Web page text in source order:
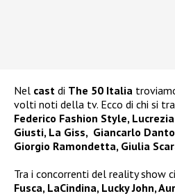
Nel cast di The 50 Italia
volti noti della tv. Ecco di chi si
Federico Fashion Style,
Giusti, La Giss, Giancarlo
Giorgio Ramondetta, Giulia
Tra i concorrenti del reality show
Fusca, LaCindina, Lucky John,